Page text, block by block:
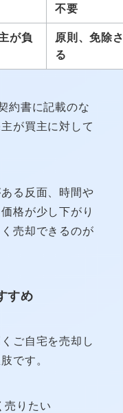
不要
が負
原則、免除
る
約書に記載のな
が買主に対して
る反面、時間や
格が少し下がり
売却できるのが
すめ
ご自宅を売却し
です。
売りたい